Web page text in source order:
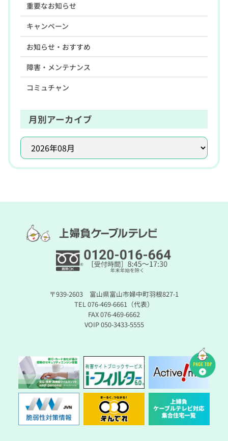
重要なお知らせ
キャンペーン
お知らせ・おすすめ
障害・メンテナンス
コミュチャン
月別アーカイブ
〒939-2603 富山県富山市婦中町羽根827-1
TEL 076-469-6661（代表）
FAX 076-469-6662
VOIP 050-3433-5555